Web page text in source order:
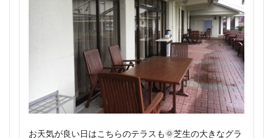
お天気が良い日はこちらのテラスも🌞芝生の大きなグラ